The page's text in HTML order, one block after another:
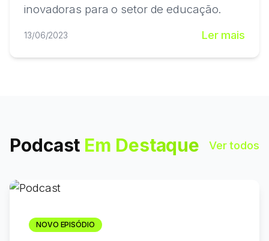
inovadoras para o setor de educação.
13/06/2023 Ler mais
Podcast Em Destaque Ver todos
NOVO EPISÓDIO